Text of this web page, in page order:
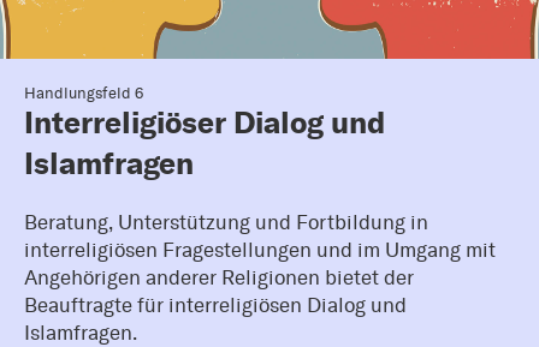
Handlungsfeld 6
Interreligiöser Dialog und
Islamfragen
Beratung, Unterstützung und Fortbildung in
interreligiösen Fragestellungen und im Umgang mit
Angehörigen anderer Religionen bietet der
Beauftragte für interreligiösen Dialog und
Islamfragen.